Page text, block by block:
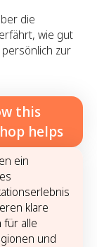
die
wie gut
zur
this
helps
ein
klare
für alle
und